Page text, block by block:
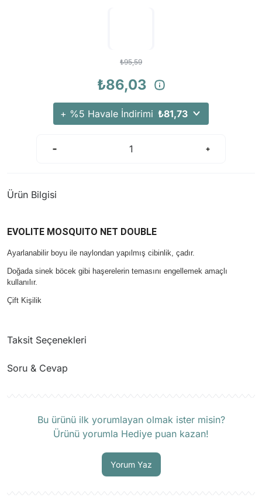
₺95,59
₺86,03
+ %5 Havale İndirimi ₺81,73
Ürün Bilgisi
EVOLITE MOSQUITO NET DOUBLE
Ayarlanabilir boyu ile naylondan yapılmış cibinlik, çadır.
Doğada sinek böcek gibi haşerelerin temasını engellemek amaçlı
kullanılır.
Çift Kişilik
Taksit Seçenekleri
Soru & Cevap
Bu ürünü ilk yorumlayan olmak ister misin?
Ürünü yorumla Hediye puan kazan!
Yorum Yaz